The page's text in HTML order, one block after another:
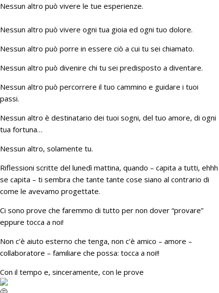
Nessun altro può vivere le tue esperienze.
Nessun altro può vivere ogni tua gioia ed ogni tuo dolore.
Nessun altro può porre in essere ciò a cui tu sei chiamato.
Nessun altro può divenire chi tu sei predisposto a diventare.
Nessun altro può percorrere il tuo cammino e guidare i tuoi
passi.
Nessun altro è destinatario dei tuoi sogni, del tuo amore, di ogni
tua fortuna…
Nessun altro, solamente tu.
Riflessioni scritte del lunedì mattina, quando – capita a tutti, ehhh
se capita – ti sembra che tante tante cose siano al contrario di
come le avevamo progettate.
Ci sono prove che faremmo di tutto per non dover “provare”
eppure tocca a noi!
Non c’è aiuto esterno che tenga, non c’è amico – amore –
collaboratore – familiare che possa: tocca a noi!!
Con il tempo e, sinceramente, con le prove